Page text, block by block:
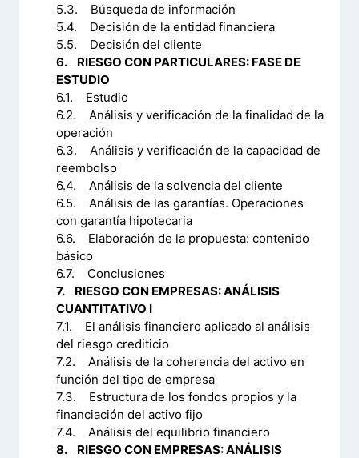
5.3. Búsqueda de información
5.4. Decisión de la entidad financiera
5.5. Decisión del cliente
6. RIESGO CON PARTICULARES: FASE DE
ESTUDIO
6.1. Estudio
6.2. Análisis y verificación de la finalidad de la
operación
6.3. Análisis y verificación de la capacidad de
reembolso
6.4. Análisis de la solvencia del cliente
6.5. Análisis de las garantías. Operaciones
con garantía hipotecaria
6.6. Elaboración de la propuesta: contenido
básico
6.7. Conclusiones
7. RIESGO CON EMPRESAS: ANÁLISIS
CUANTITATIVO I
7.1. El análisis financiero aplicado al análisis
del riesgo crediticio
7.2. Análisis de la coherencia del activo en
función del tipo de empresa
7.3. Estructura de los fondos propios y la
financiación del activo fijo
7.4. Análisis del equilibrio financiero
8. RIESGO CON EMPRESAS: ANÁLISIS